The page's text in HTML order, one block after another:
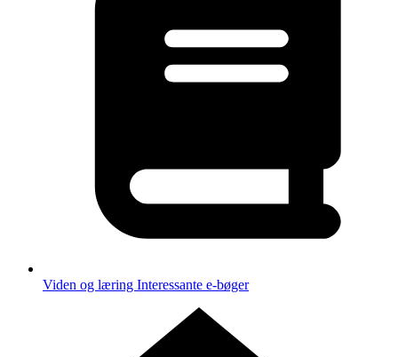
Viden og læring Interessante e-bøger